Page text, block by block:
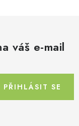
váš e-mail
PŘIHLÁSIT SE